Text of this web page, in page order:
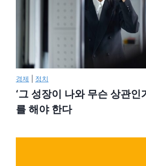
경제 정치
‘그 성장이 나와 무슨 상관인
를 해야 한다